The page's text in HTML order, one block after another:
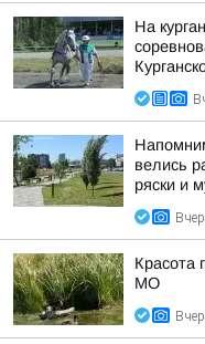
На
велись
ряски и
Красота
МО